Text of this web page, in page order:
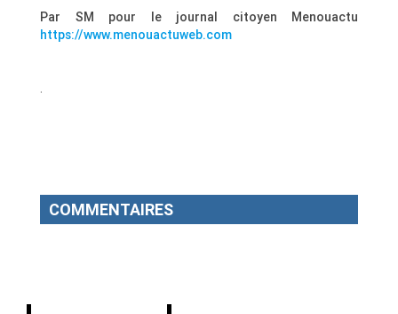
Par SM pour le journal citoyen Menouactu
https://www.menouactuweb.com
.
COMMENTAIRES